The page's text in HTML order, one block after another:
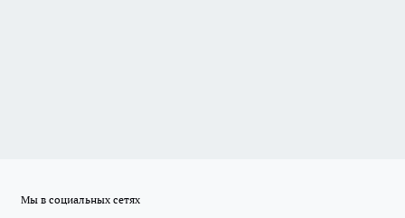
Мы в социальных сетях